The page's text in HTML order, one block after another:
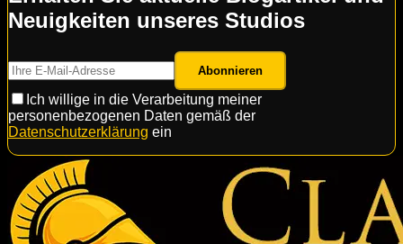
Neuigkeiten unseres Studios
Abonnieren
Ich willige in die Verarbeitung meiner
personenbezogenen Daten gemäß der
Datenschutzerklärung ein